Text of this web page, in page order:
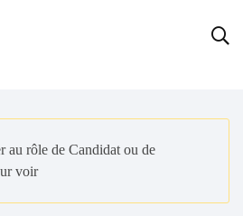
au rôle de Candidat ou de
voir